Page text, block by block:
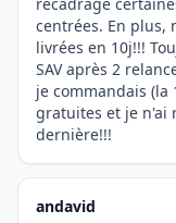
centrées. En plus,
livrées en 10j!!!
SAV après 2
je commandais (la
gratuites et je n'ai
dernière!!!
andavid